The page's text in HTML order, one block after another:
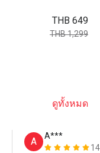
THB 649
THB 1,299
ดูทั้งหมด
A
A***